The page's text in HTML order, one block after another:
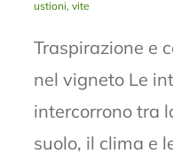
ustioni,vite
Traspirazione e
nel vigneto Le
intercorrono tra
suolo, il clima e